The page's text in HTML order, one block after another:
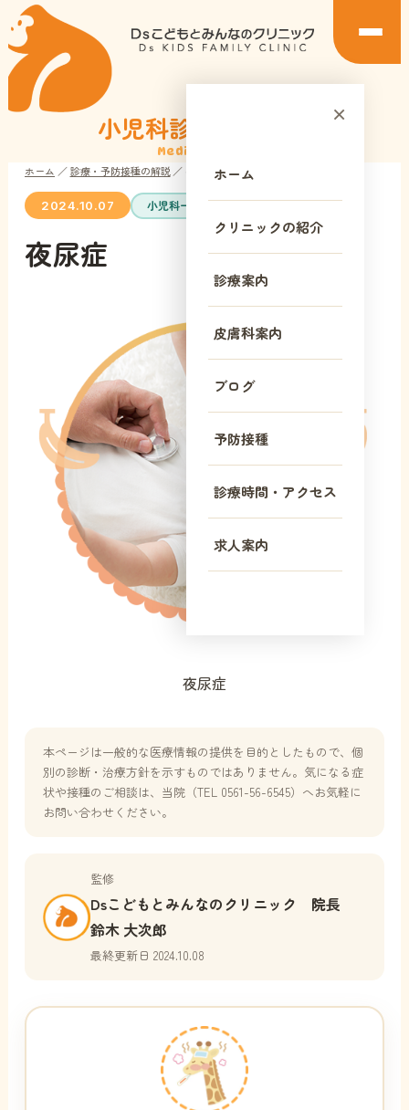
×
ホーム
クリニックの紹介
診療案内
皮膚科案内
ブログ
予防接種
診療時間・アクセス
求人案内
小児科診療のご案内
Medical Guide
ホーム ／ 診療・予防接種の解説 ／ 夜尿症
2024.10.07 小児科一般外来
夜尿症
夜尿症
本ページは一般的な医療情報の提供を目的としたもので、個
別の診断・治療方針を示すものではありません。気になる症
状や接種のご相談は、当院（TEL 0561-56-6545）へお気軽に
お問い合わせください。
監修
Dsこどもとみんなのクリニック 院長
鈴木 大次郎
最終更新日 2024.10.08